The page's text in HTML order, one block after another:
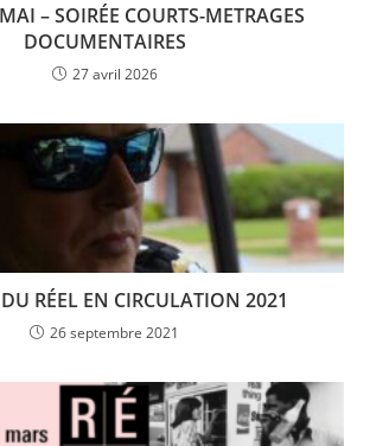
– SOIRÉE COURTS-METRAGES
DOCUMENTAIRES
27 avril 2026
RÉEL EN CIRCULATION 2021
26 septembre 2021